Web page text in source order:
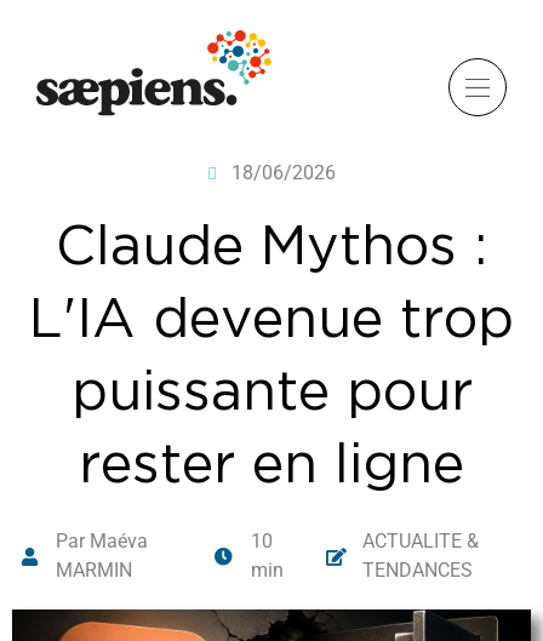
18/06/2026
Claude Mythos :
L'IA devenue trop
puissante pour
rester en ligne
Par Maéva
MARMIN
10
min
ACTUALITE &
TENDANCES